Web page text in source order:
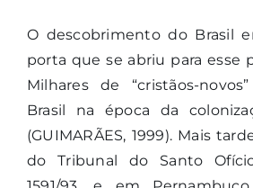
O descobrimento do Brasil
porta que se abriu para esse
Milhares de “cristãos-
Brasil na época da
(GUIMARÃES, 1999). Mais
do Tribunal do Santo